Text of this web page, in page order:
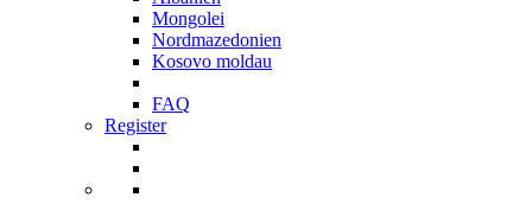
Mongolei
Nordmazedonien
Kosovo moldau
FAQ
Register